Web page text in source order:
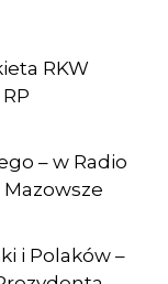
RKW
– w Radio
i Polaków –